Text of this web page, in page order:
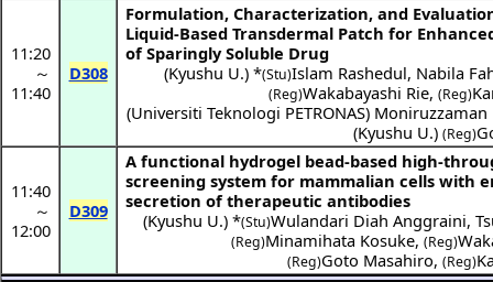
11:20
～
11:40
D308
Formulation, Characterization, and
Liquid-Based Transdermal Patch for
of Sparingly Soluble Drug
(Kyushu U.) *(Stu)Islam Rashedul, Nabila
(Reg)Wakabayashi Rie, (Reg)
(Universiti Teknologi PETRONAS)
(Kyushu U.) (Reg)
11:40
～
12:00
D309
A functional hydrogel bead-based high-
screening system for mammalian cells with
secretion of therapeutic antibodies
(Kyushu U.) *(Stu)Wulandari Diah Anggraini,
(Reg)Minamihata Kosuke, (Reg)
(Reg)Goto Masahiro, (Reg)